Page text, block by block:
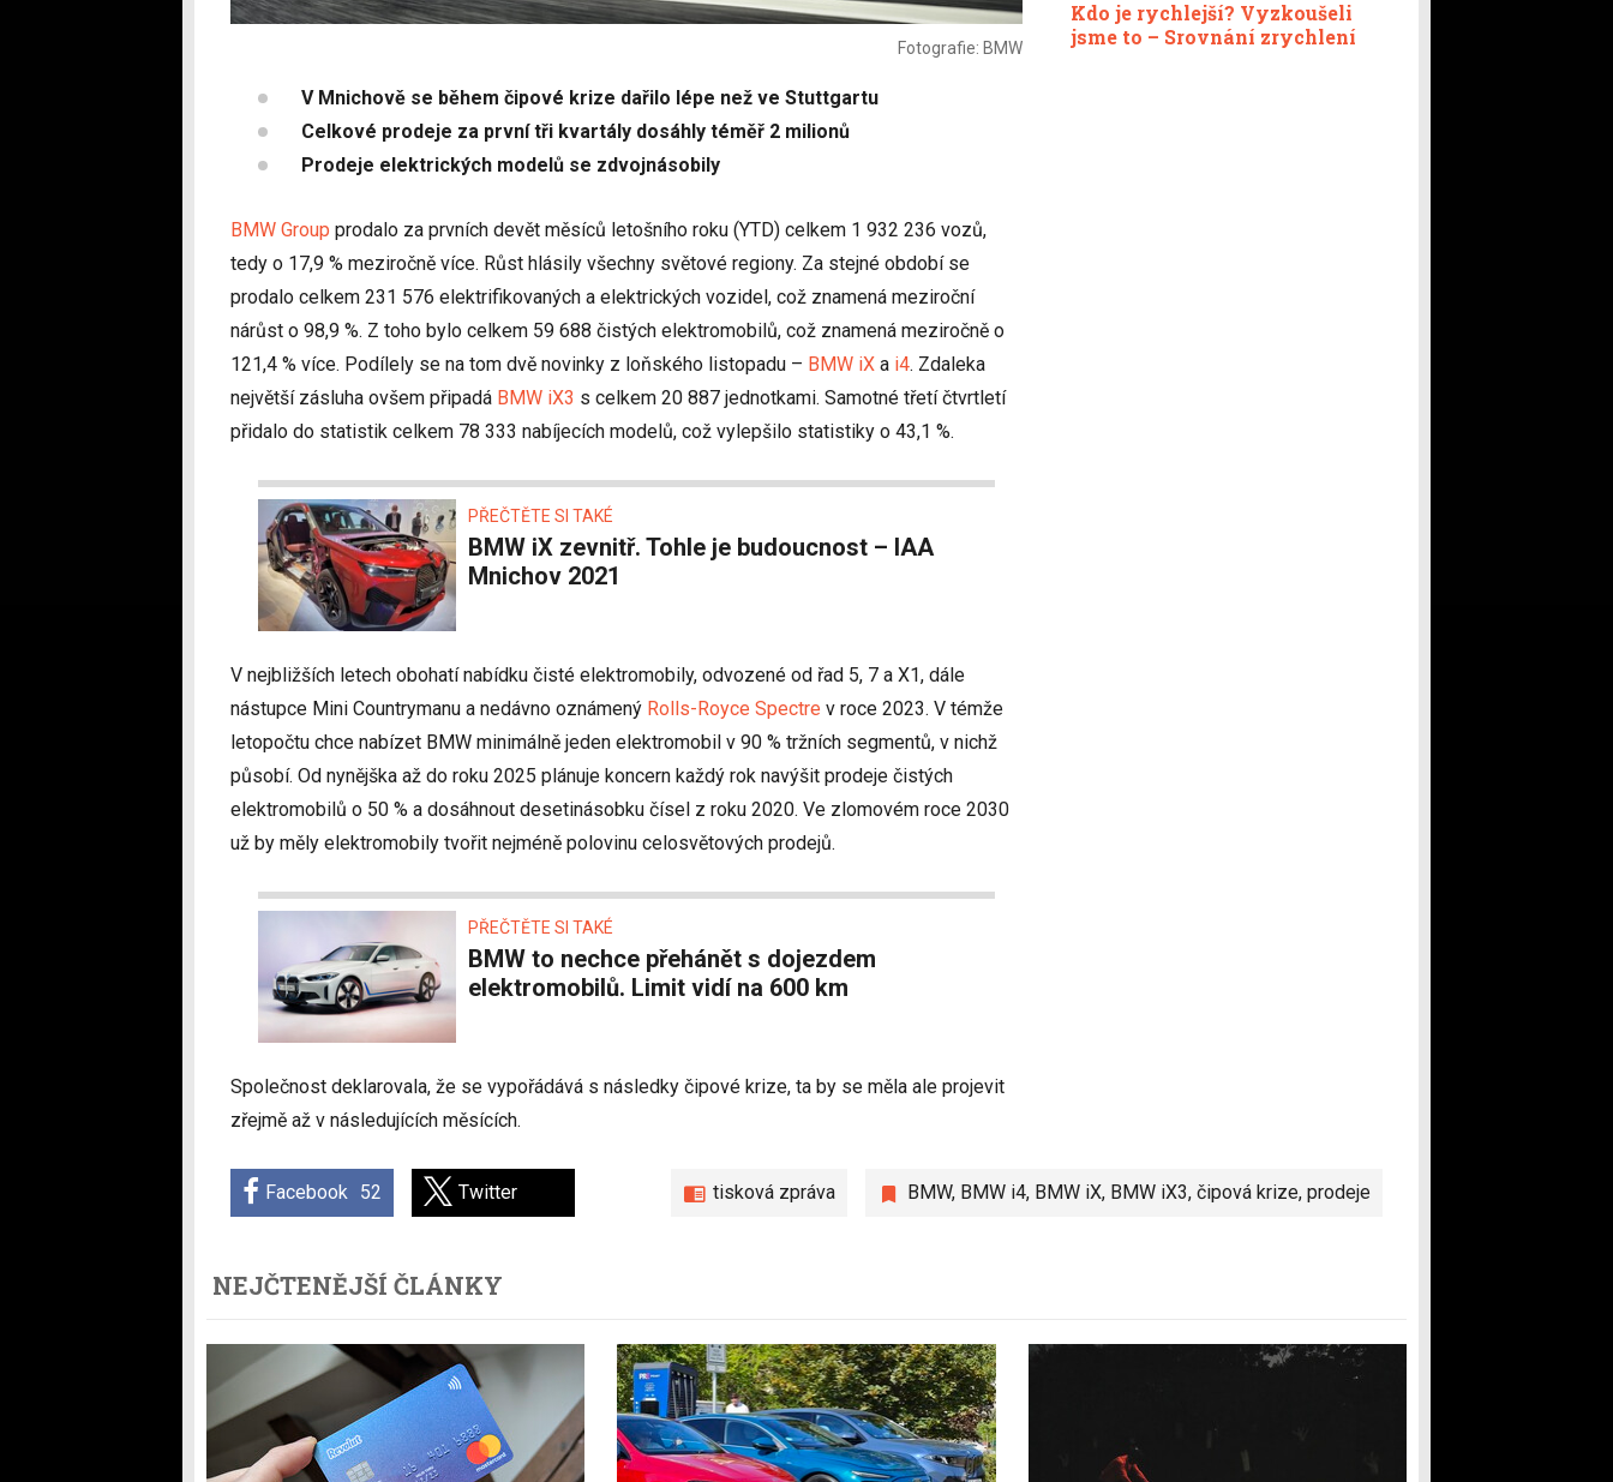
Fotografie: BMW
V Mnichově se během čipové krize dařilo lépe než ve Stuttgartu
Celkové prodeje za první tři kvartály dosáhly téměř 2 milionů
Prodeje elektrických modelů se zdvojnásobily
BMW Group prodalo za prvních devět měsíců letošního roku (YTD) celkem 1 932 236 vozů,
tedy o 17,9 % meziročně více. Růst hlásily všechny světové regiony. Za stejné období se
prodalo celkem 231 576 elektrifikovaných a elektrických vozidel, což znamená meziroční
nárůst o 98,9 %. Z toho bylo celkem 59 688 čistých elektromobilů, což znamená meziročně o
121,4 % více. Podílely se na tom dvě novinky z loňského listopadu – BMW iX a i4. Zdaleka
největší zásluha ovšem připadá BMW iX3 s celkem 20 887 jednotkami. Samotné třetí čtvrtletí
přidalo do statistik celkem 78 333 nabíjecích modelů, což vylepšilo statistiky o 43,1 %.
PŘEČTĚTE SI TAKÉ
BMW iX zevnitř. Tohle je budoucnost – IAA
Mnichov 2021
V nejbližších letech obohatí nabídku čisté elektromobily, odvozené od řad 5, 7 a X1, dále
nástupce Mini Countrymanu a nedávno oznámený Rolls-Royce Spectre v roce 2023. V témže
letopočtu chce nabízet BMW minimálně jeden elektromobil v 90 % tržních segmentů, v nichž
působí. Od nynějška až do roku 2025 plánuje koncern každý rok navýšit prodeje čistých
elektromobilů o 50 % a dosáhnout desetinásobku čísel z roku 2020. Ve zlomovém roce 2030
už by měly elektromobily tvořit nejméně polovinu celosvětových prodejů.
PŘEČTĚTE SI TAKÉ
BMW to nechce přehánět s dojezdem
elektromobilů. Limit vidí na 600 km
Společnost deklarovala, že se vypořádává s následky čipové krize, ta by se měla ale projevit
zřejmě až v následujících měsících.
tisková zpráva BMW, BMW i4, BMW iX, BMW iX3, čipová krize, prodeje
Facebook 52 Twitter
Kdo je rychlejší? Vyzkoušeli
jsme to – Srovnání zrychlení
NEJČTENĚJŠÍ ČLÁNKY